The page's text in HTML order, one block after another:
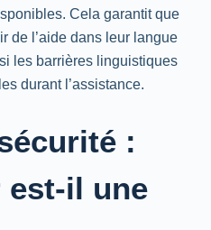
Cela garantit que
de l’aide dans leur langue
les barrières linguistiques
durant l’assistance.
:
est-il une